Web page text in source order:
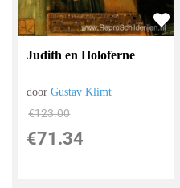
Judith en Holoferne
doorGustav Klimt
€123.00
€71.34